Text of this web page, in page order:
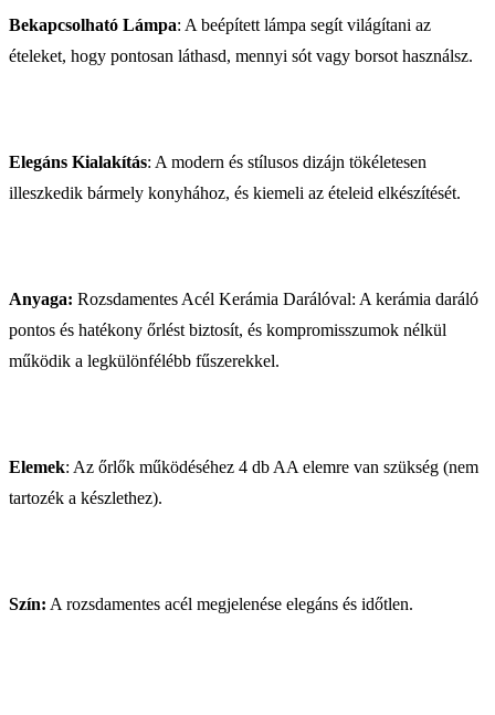
Bekapcsolható Lámpa: A beépített lámpa segít világítani az
ételeket, hogy pontosan láthasd, mennyi sót vagy borsot használsz.
Elegáns Kialakítás: A modern és stílusos dizájn tökéletesen
illeszkedik bármely konyhához, és kiemeli az ételeid elkészítését.
Anyaga: Rozsdamentes Acél Kerámia Darálóval: A kerámia daráló
pontos és hatékony őrlést biztosít, és kompromisszumok nélkül
működik a legkülönfélébb fűszerekkel.
Elemek: Az őrlők működéséhez 4 db AA elemre van szükség (nem
tartozék a készlethez).
Szín: A rozsdamentes acél megjelenése elegáns és időtlen.